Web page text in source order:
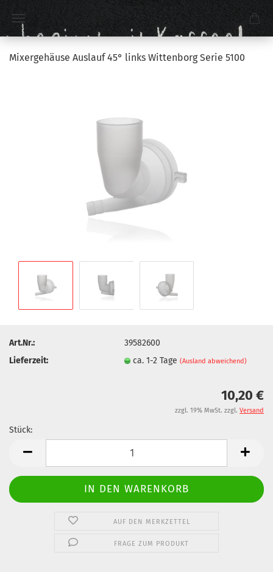
Mixergehäuse Auslauf 45° links Wittenborg Serie 5100
Art.Nr.:
39582600
Lieferzeit:
ca. 1-2 Tage(Ausland abweichend)
10,20 €
zzgl. 19% MwSt. zzgl. Versand
Stück:
AUF DEN MERKZETTEL
FRAGE ZUM PRODUKT